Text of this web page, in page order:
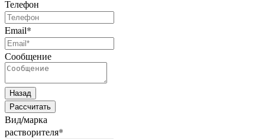
Телефон
Email*
Сообщение
Назад
Рассчитать
Вид/марка
растворителя*